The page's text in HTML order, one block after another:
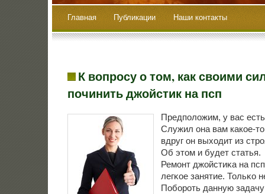
Главная Публикации Наши контакты
К вопросу о том, как своими
починить джойстик на псп
Предположим, у вас
Служил она вам какое-
вдруг он выходит из
Об этом и будет статья.
Ремοнт джойстиκа на
легκое занятие. Тольκо
Побοрοть данную